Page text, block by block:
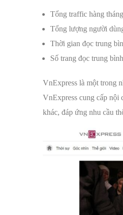
Tổng traffic hàng
Tổng lượng người
Thời gian đọc trung
Số trang đọc trung
VnExpress là một trong
VnExpress cung cấp nội
khác, đáp ứng nhu cầu